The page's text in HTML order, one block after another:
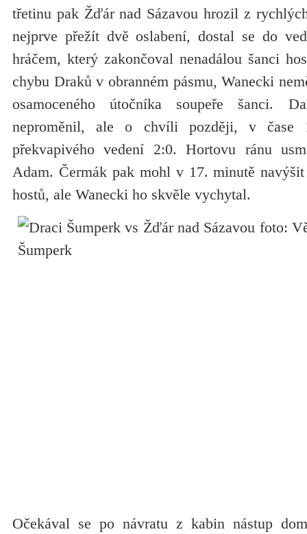
třetinu pak Žďár nad Sázavou hrozil z
nejprve přežít dvě oslabení, dostal se do
hráčem, který zakončoval nenadálou šanci
chybu Draků v obranném pásmu, Wanecki
osamoceného útočníka soupeře šanci.
neproměnil, ale o chvíli později, v čase
překvapivého vedení 2:0. Hortovu ránu
Adam. Čermák pak mohl v 17. minutě
hostů, ale Wanecki ho skvěle vychytal.
Očekával se po návratu z kabin nástup